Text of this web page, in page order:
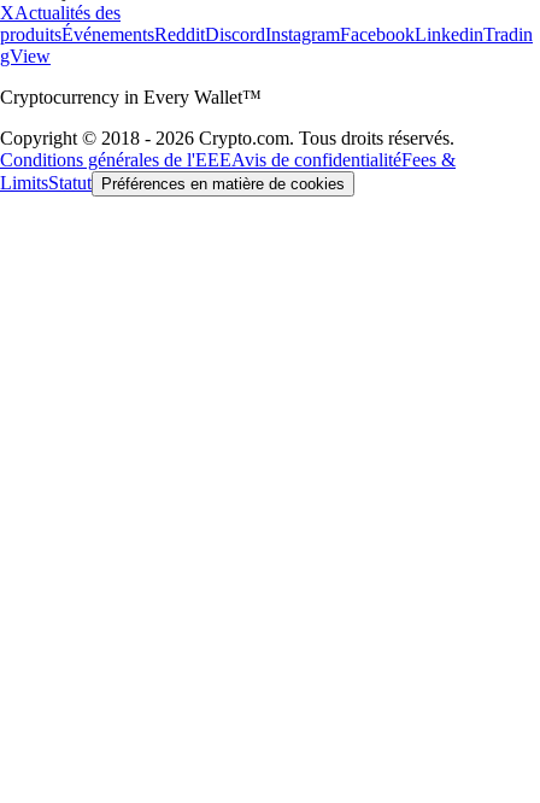
XActualités des
produitsÉvénementsRedditDiscordInstagramFacebookLinkedinTradin
gView
Cryptocurrency in Every Wallet™
Copyright © 2018 - 2026 Crypto.com. Tous droits réservés.
Conditions générales de l'EEEAvis de confidentialitéFees &
LimitsStatut Préférences en matière de cookies